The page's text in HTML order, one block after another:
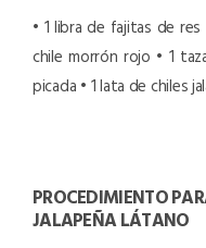
• 1 libra de fajitas de res
chile morrón rojo • 1
picada • 1 lata de chiles
PROCEDIMIENTO
JALAPEÑA LÁTANO